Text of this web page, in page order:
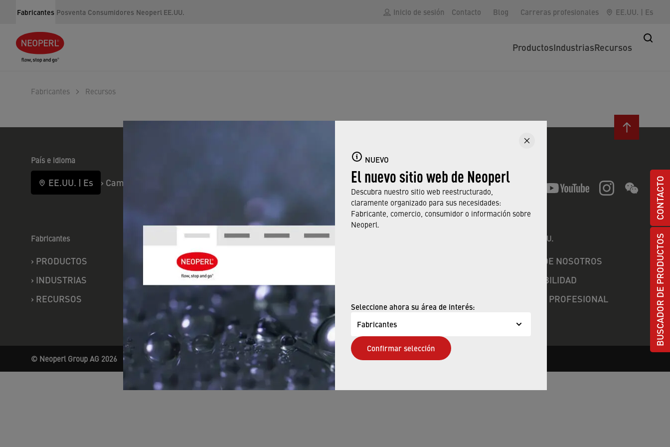
Fabricantes Posventa Consumidores Neoperl EE.UU. Inicio de sesión Contacto Blog Carreras profesionales EE.UU. | Es
ProductosIndustriasRecursos
NUEVO
El nuevo sitio web de Neoperl
Descubra nuestro sitio web reestructurado,
claramente organizado para sus necesidades:
Fabricante, comercio, consumidor o información sobre
Neoperl.
Seleccione ahora su área de interés:
Fabricantes
Confirmar selección
Fabricantes Recursos
BUSCADOR DE PRODUCTOS
CONTACTO
País e idioma
EE.UU. | Es › Cambia
Fabricantes
› PRODUCTOS
› INDUSTRIAS
› RECURSOS
Posventa
›PRODUCTOS
›SERVICIOS
Neoperl EE.UU.
ACERCA DE NOSOTROS
SOSTENIBILIDAD
CARRERA PROFESIONAL
© Neoperl Group AG 2026 ›Aviso legal › Términos de uso › Página de privacidad › ADA Declaración de Accesibilidad